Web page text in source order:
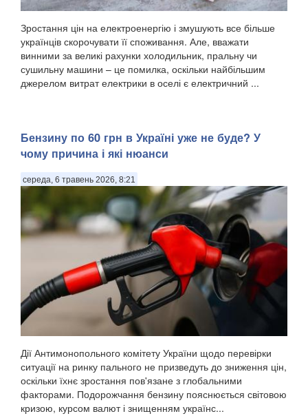
Зростання цін на електроенергію і змушують все більше
українців скорочувати її споживання. Але, вважати
винними за великі рахунки холодильник, пральну чи
сушильну машини – це помилка, оскільки найбільшим
джерелом витрат електрики в оселі є електричний ...
Бензину по 60 грн в Україні уже не буде? У
чому причина і які нюанси
середа, 6 травень 2026, 8:21
Дії Антимонопольного комітету України щодо перевірки
ситуації на ринку пального не призведуть до зниження цін,
оскільки їхнє зростання пов'язане з глобальними
факторами. Подорожчання бензину пояснюється світовою
кризою, курсом валют і знищенням українс...